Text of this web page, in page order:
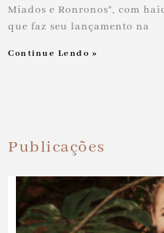
Miados e Ronronos”, com
que faz seu lançamento na
Continue Lendo »
Publicações